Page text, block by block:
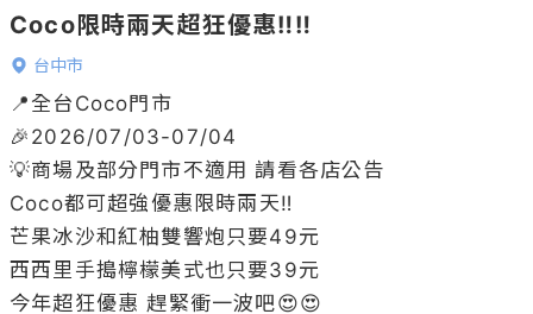
Coco限時兩天超狂優惠‼️‼️
台中市
📍全台Coco門市
🎉2026/07/03-07/04
💡商場及部分門市不適用 請看各店公告
Coco都可超強優惠限時兩天‼️
芒果冰沙和紅柚雙響炮只要49元
西西里手搗檸檬美式也只要39元